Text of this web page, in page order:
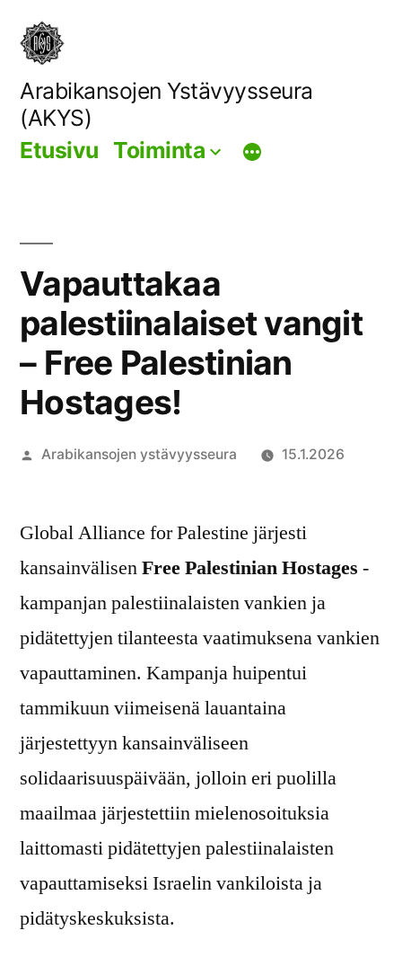
Siirry
sisältöön
Arabikansojen Ystävyysseura
(AKYS)
Etusivu Toiminta
Vapauttakaa
palestiinalaiset vangit
– Free Palestinian
Hostages!
Artikkelin
Arabikansojen ystävyysseura 15.1.2026
Global Alliance for Palestine järjesti
kansainvälisenFree Palestinian Hostages -
kampanjan palestiinalaisten vankien ja
pidätettyjen tilanteesta vaatimuksena vankien
vapauttaminen. Kampanja huipentui
tammikuun viimeisenä lauantaina
järjestettyyn kansainväliseen
solidaarisuuspäivään, jolloin eri puolilla
maailmaa järjestettiin mielenosoituksia
laittomasti pidätettyjen palestiinalaisten
vapauttamiseksi Israelin vankiloista ja
pidätyskeskuksista.